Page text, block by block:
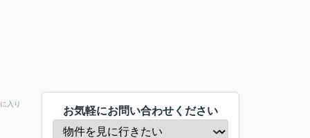
入り
お気軽にお問い合わせください